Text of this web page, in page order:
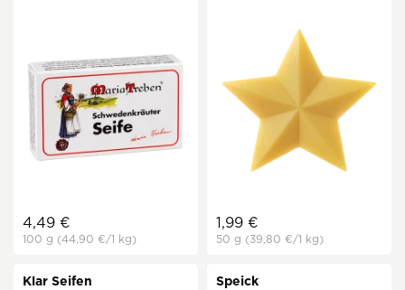
4,49 €
100 g (44,90 €/1 kg)
1,99 €
50 g (39,80 €/1 kg)
Klar Seifen
Speick